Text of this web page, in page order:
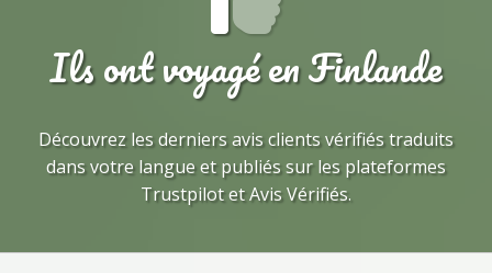
Ils ont voyagé en Finlande
Découvrez les derniers avis clients vérifiés traduits
dans votre langue et publiés sur les plateformes
Trustpilot et Avis Vérifiés.